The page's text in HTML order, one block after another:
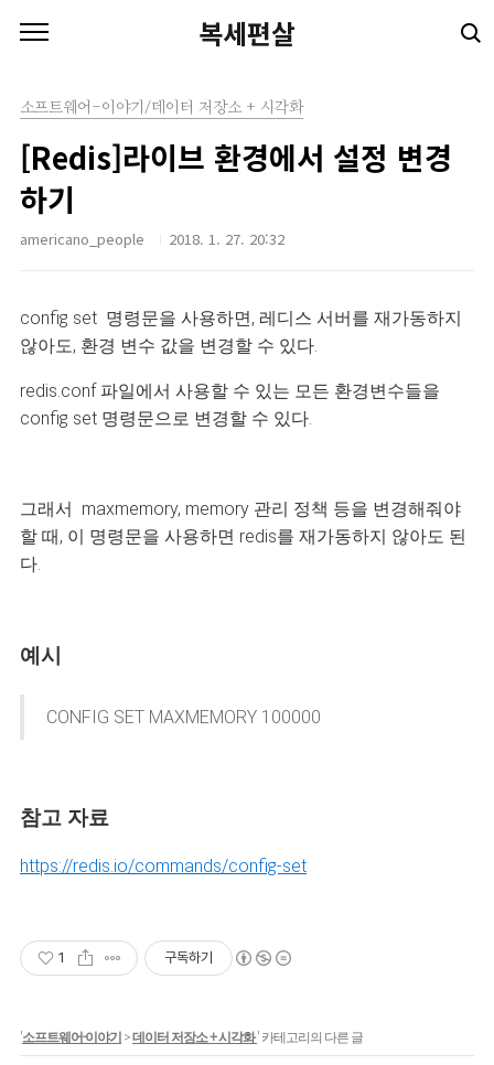
복세편살
소프트웨어-이야기/데이터 저장소 + 시각화
[Redis]라이브 환경에서 설정 변경
하기
americano_people 2018. 1. 27. 20:32
config set 명령문을 사용하면, 레디스 서버를 재가동하지
않아도, 환경 변수 값을 변경할 수 있다.
redis.conf 파일에서 사용할 수 있는 모든 환경변수들을
config set 명령문으로 변경할 수 있다.
그래서 maxmemory, memory 관리 정책 등을 변경해줘야
할 때, 이 명령문을 사용하면 redis를 재가동하지 않아도 된
다.
예시
CONFIG SET MAXMEMORY 100000
참고 자료
https://redis.io/commands/config-set
1 구독하기
'소프트웨어-이야기 >데이터 저장소 + 시각화' 카테고리의 다른 글